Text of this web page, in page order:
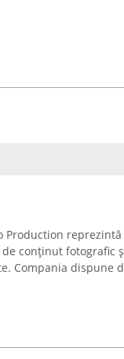
Production
conținut fotografic
Compania dispune